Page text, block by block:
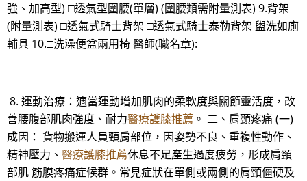
強、加高型) □透氣型圍腰(單層) (圍腰類需附量測表) 9.背架
(附量測表) □透氣式騎士背架 □透氣式騎士泰勒背架 盥洗如廁
輔具 10.□洗澡便盆兩用椅 醫師(職名章):
8. 運動治療：適當運動增加肌肉的柔軟度與關節靈活度，改
善腰腹部肌肉強度、耐力醫療護膝推薦 。 二、肩頸疼痛 (一)
成因： 貨物搬運人員頸肩部位，因姿勢不良、重複性動作、
精神壓力、 醫療護膝推薦休息不足產生過度疲勞，形成肩頸
部肌 筋膜疼痛症候群。常見症狀在單側或兩側的肩頸僵硬及